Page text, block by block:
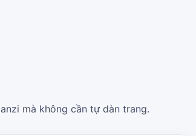
mà không cần tự dàn trang.